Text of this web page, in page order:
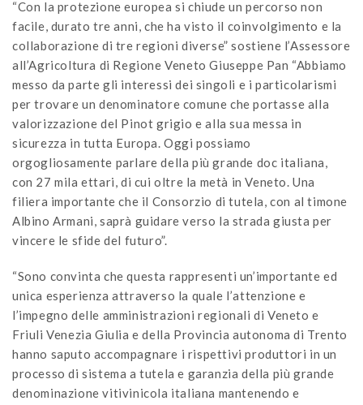
“Con la protezione europea si chiude un percorso non
facile, durato tre anni, che ha visto il coinvolgimento e la
collaborazione di tre regioni diverse” sostiene l’Assessore
all’Agricoltura di Regione Veneto Giuseppe Pan “Abbiamo
messo da parte gli interessi dei singoli e i particolarismi
per trovare un denominatore comune che portasse alla
valorizzazione del Pinot grigio e alla sua messa in
sicurezza in tutta Europa. Oggi possiamo
orgogliosamente parlare della più grande doc italiana,
con 27 mila ettari, di cui oltre la metà in Veneto. Una
filiera importante che il Consorzio di tutela, con al timone
Albino Armani, saprà guidare verso la strada giusta per
vincere le sfide del futuro”.
“Sono convinta che questa rappresenti un’importante ed
unica esperienza attraverso la quale l’attenzione e
l’impegno delle amministrazioni regionali di Veneto e
Friuli Venezia Giulia e della Provincia autonoma di Trento
hanno saputo accompagnare i rispettivi produttori in un
processo di sistema a tutela e garanzia della più grande
denominazione vitivinicola italiana mantenendo e